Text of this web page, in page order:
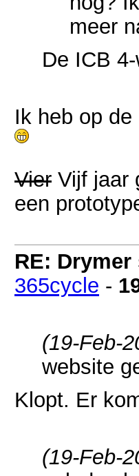
meer
De ICB
Ik heb op
Vier Vijf jaar
een
RE:
365cycle -
(19-Feb-
website
Klopt. Er
(19-Feb-